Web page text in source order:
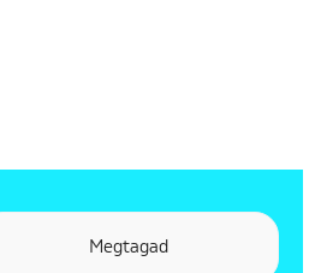
Megtagad